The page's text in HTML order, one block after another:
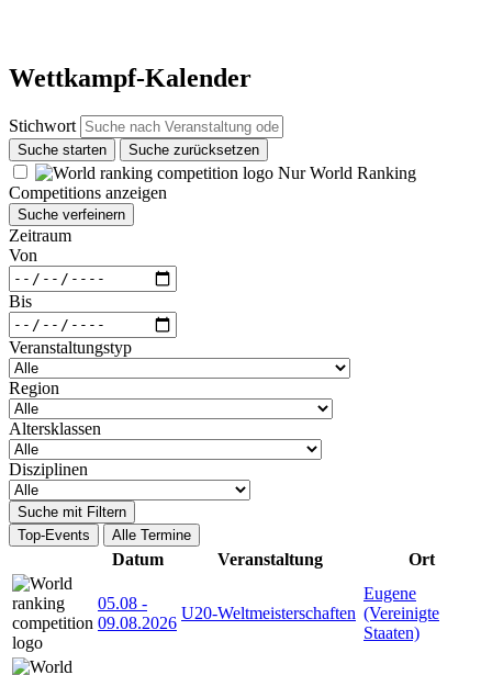
Wettkampf-Kalender
Stichwort
Suche starten Suche zurücksetzen
Nur World Ranking
Competitions anzeigen
Suche verfeinern
Zeitraum
Von
Bis
Veranstaltungstyp
Region
Altersklassen
Disziplinen
Suche mit Filtern
Top-Events
Alle Termine
Datum Veranstaltung Ort
05.08 -
09.08.2026
U20-Weltmeisterschaften
Eugene
(Vereinigte
Staaten)